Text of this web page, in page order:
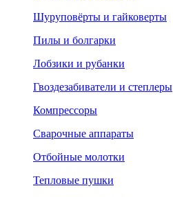
Шуруповёрты и гайковерты
Пилы и болгарки
Лобзики и рубанки
Гвоздезабиватели и степлеры
Компрессоры
Сварочные аппараты
Отбойные молотки
Тепловые пушки